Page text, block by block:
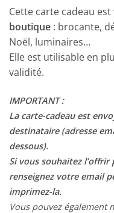
Cette carte cadeau est
boutique : brocante,
Noël, luminaires…
Elle est utilisable en
validité.
IMPORTANT :
La carte-cadeau est
destinataire (adresse
dessous).
Si vous souhaitez
renseignez votre email
imprimez-la.
Vous pouvez également